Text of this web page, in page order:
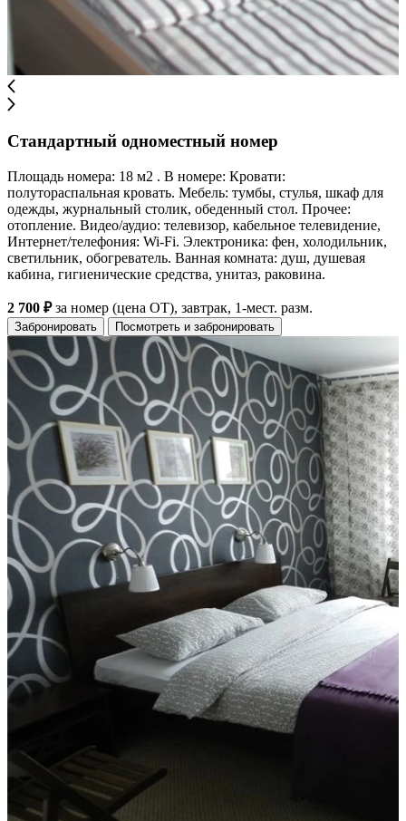
Стандартный одноместный номер
Площадь номера: 18 м2 . В номере: Кровати:
полутораспальная кровать. Мебель: тумбы, стулья, шкаф для
одежды, журнальный столик, обеденный стол. Прочее:
отопление. Видео/аудио: телевизор, кабельное телевидение,
Интернет/телефония: Wi-Fi. Электроника: фен, холодильник,
светильник, обогреватель. Ванная комната: душ, душевая
кабина, гигиенические средства, унитаз, раковина.
2 700 ₽за номер (цена ОТ), завтрак, 1-мест. разм.
Забронировать Посмотреть и забронировать